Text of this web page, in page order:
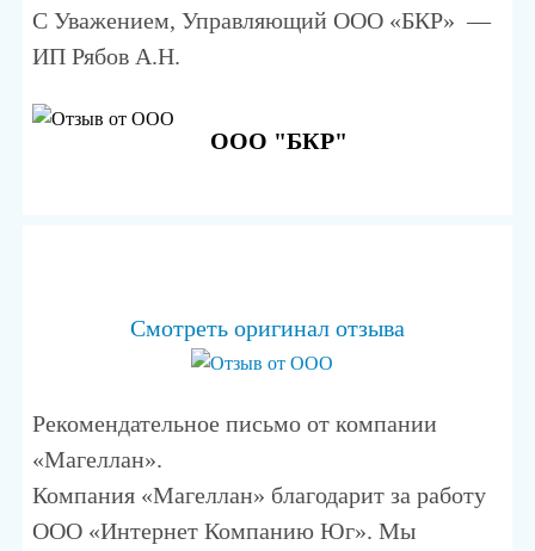
С Уважением, Управляющий ООО «БКР» —
ИП Рябов А.Н.
ООО "БКР"
Рекомендательное письмо от компании
«Магеллан».
Компания «Магеллан» благодарит за работу
ООО «Интернет Компанию Юг». Мы
Смотреть оригинал отзыва